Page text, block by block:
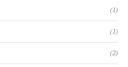
(1)
(1)
(2)